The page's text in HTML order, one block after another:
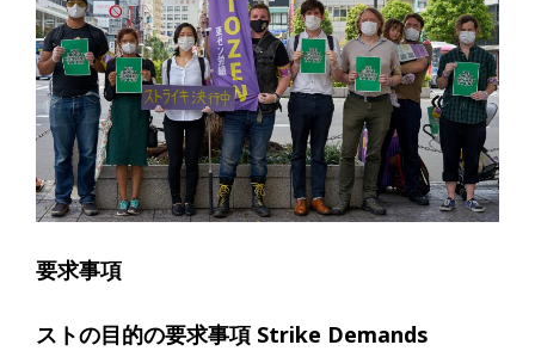
要求事項
ストの目的の要求事項 Strike Demands